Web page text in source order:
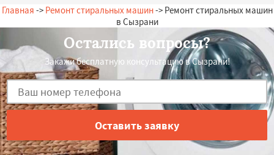
Главная -> Ремонт стиральных машин-> Ремонт стиральных машин
в Сызрани
Остались вопросы?
Закажи бесплатную консультацию в Сызрани!